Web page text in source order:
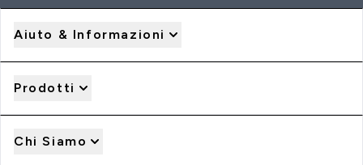
Aiuto & Informazioni
Prodotti
Chi Siamo